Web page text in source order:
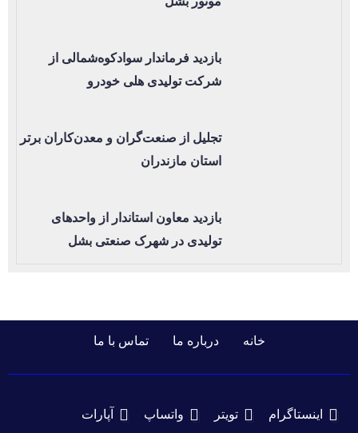
بازدید فرماندار سوادکوه‌شمالی از
شرکت تولیدی هلی خودرو
تجلیل از صنعت‌گران و معدن‌کاران برتر
استان مازندران
بازدید معاون استاندار از واحدهای
تولیدی در شهرک صنعتی بشل
خانه درباره ما تماس با ما
اینستاگرام تویتر واتساپ آپارات